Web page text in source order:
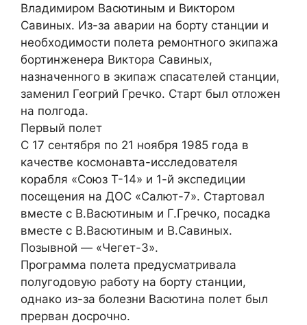
Владимиром Васютиным и Виктором
Савиных. Из-за аварии на борту станции и
необходимости полета ремонтного экипажа
бортинженера Виктора Савиных,
назначенного в экипаж спасателей станции,
заменил Геогрий Гречко. Старт был отложен
на полгода.
Первый полет
С 17 сентября по 21 ноября 1985 года в
качестве космонавта-исследователя
корабля «Союз Т-14» и 1-й экспедиции
посещения на ДОС «Салют-7». Стартовал
вместе с В.Васютиным и Г.Гречко, посадка
вместе с В.Васютиным и В.Савиных.
Позывной — «Чегет-3».
Программа полета предусматривала
полугодовую работу на борту станции,
однако из-за болезни Васютина полет был
прерван досрочно.